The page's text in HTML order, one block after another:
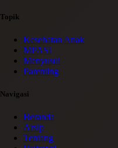
Topik
Kesehatan Anak
MPASI
Menyusui
Parenting
Navigasi
Beranda
Arsip
Tentang